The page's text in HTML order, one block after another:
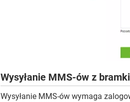
Wysyłanie MMS-ów z
Wysyłanie MMS-ów wymaga